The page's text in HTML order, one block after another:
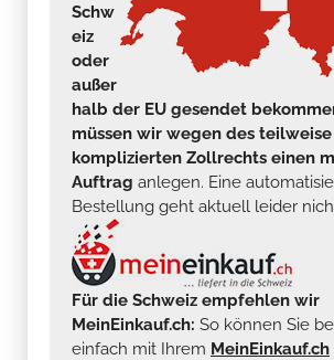
Schw
eiz
oder
außer
halb der EU gesendet
müssen wir wegen des teilweise
komplizierten Zollrechts einen
Auftrag anlegen. Eine
Bestellung geht aktuell leider
Für die Schweiz empfehlen wir
MeinEinkauf.ch: So können Sie
einfach mit Ihrem MeinEinkauf.ch